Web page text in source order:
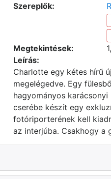
Szereplők:
Megtekintések:
Leírás:
Charlotte egy kétes hírű
megelégedve. Egy
hagyományos
cserébe készít egy
fotóriporterének kell
az interjúba. Csakhogy a